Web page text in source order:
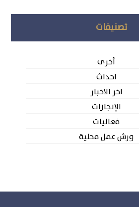
تصنيفات
أخرى
احداث
اخر الاخبار
الإنجازات
فعاليات
ورش عمل محلية